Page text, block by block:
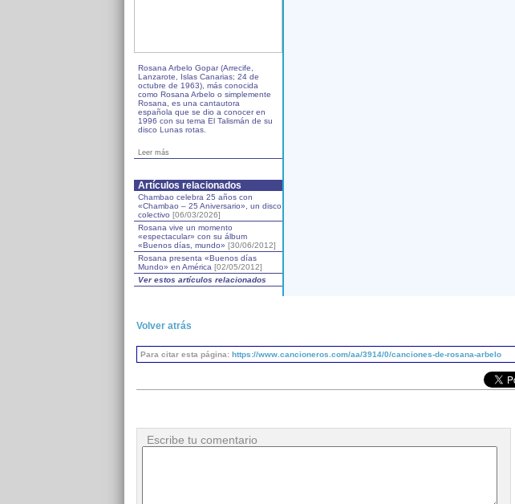
Rosana Arbelo Gopar (Arrecife,
Lanzarote, Islas Canarias; 24 de
octubre de 1963), más conocida
como Rosana Arbelo o simplemente
Rosana, es una cantautora
española que se dio a conocer en
1996 con su tema El Talismán de su
disco Lunas rotas.
Leer más
Artículos relacionados
Chambao celebra 25 años con
«Chambao – 25 Aniversario», un disco
colectivo [06/03/2026]
Rosana vive un momento
«espectacular» con su álbum
«Buenos días, mundo» [30/06/2012]
Rosana presenta «Buenos días
Mundo» en América [02/05/2012]
Ver estos artículos relacionados
Volver atrás
Para citar esta página: https://www.cancioneros.com/aa/3914/0/canciones-de-rosana-arbelo
Escribe tu comentario